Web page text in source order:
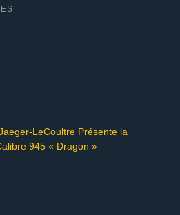
LeCoultre Présente la
945 « Dragon »